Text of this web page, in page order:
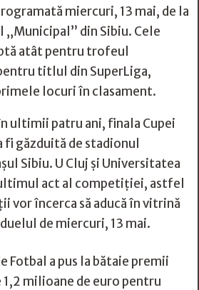
miercuri, 13 mai, de la
„Municipal” din Sibiu. Cele
atât pentru trofeul
titlul din SuperLiga,
locuri în clasament.
ultimii patru ani, finala Cupei
fi găzduită de stadionul
Sibiu. U Cluj și Universitatea
act al competiției, astfel
vor încerca să aducă în vitrină
de miercuri, 13 mai.
Fotbal a pus la bătaie premii
milioane de euro pentru